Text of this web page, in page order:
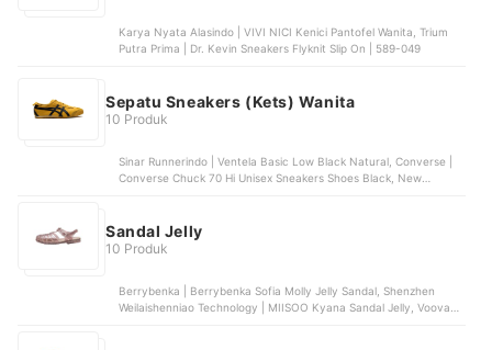
Karya Nyata Alasindo | VIVI NICI Kenici Pantofel Wanita, Trium
Putra Prima | Dr. Kevin Sneakers Flyknit Slip On | 589-049
Sepatu Sneakers (Kets) Wanita
10 Produk
Sinar Runnerindo | Ventela Basic Low Black Natural, Converse |
Converse Chuck 70 Hi Unisex Sneakers Shoes Black, New
Bintang Buana | Donatello Sneakers Wanita | RA305402
Sandal Jelly
10 Produk
Berrybenka | Berrybenka Sofia Molly Jelly Sandal, Shenzhen
Weilaishenniao Technology | MIISOO Kyana Sandal Jelly, Voova